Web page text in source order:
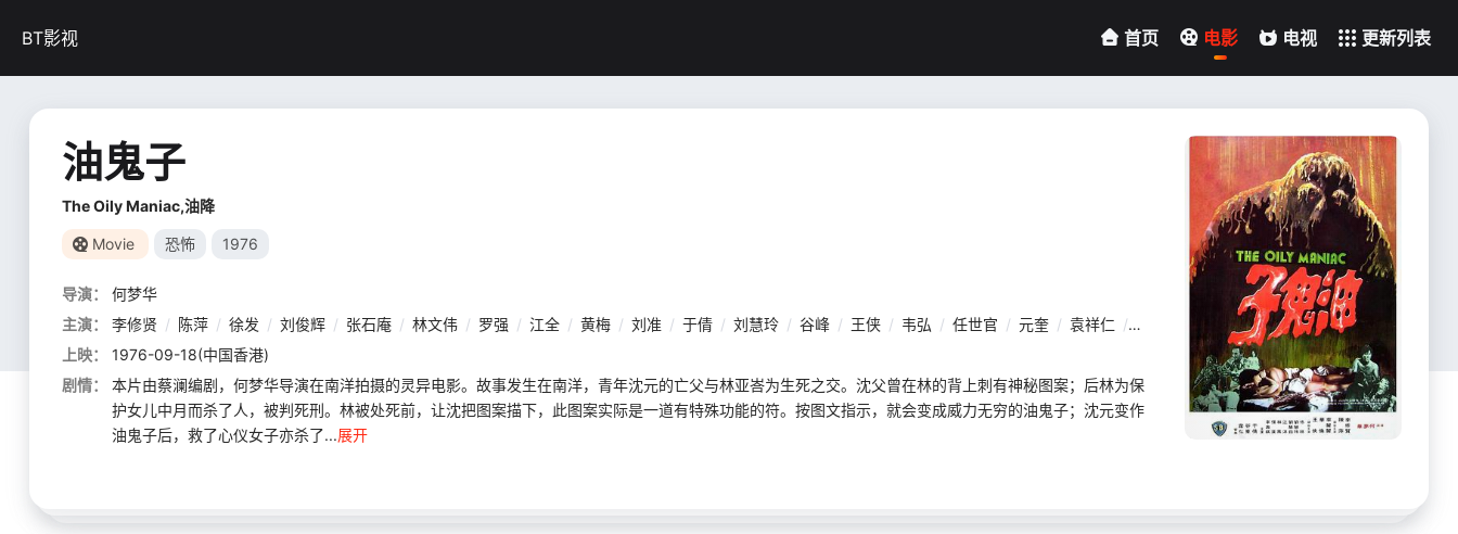
BT影视 首页 电影 电视 更新列表
油鬼子
The Oily Maniac,油降
Movie 恐怖 1976
导演：
何梦华
主演：
李修贤 / 陈萍 / 徐发 / 刘俊辉 / 张石庵 / 林文伟 / 罗强 / 江全 / 黄梅 / 刘准 / 于倩 / 刘慧玲 / 谷峰 / 王侠 / 韦弘 / 任世官 / 元奎 / 袁祥仁 / 李丽丽
李寿祺
上映：
1976-09-18(中国香港)
剧情：
本片由蔡澜编剧，何梦华导演在南洋拍摄的灵异电影。故事发生在南洋，青年沈元的亡父与林亚峇为生死之交。沈父曾在林的背上刺有神秘图案；后林为保
护女儿中月而杀了人，被判死刑。林被处死前，让沈把图案描下，此图案实际是一道有特殊功能的符。按图文指示，就会变成威力无穷的油鬼子；沈元变作
油鬼子后，救了心仪女子亦杀了...展开